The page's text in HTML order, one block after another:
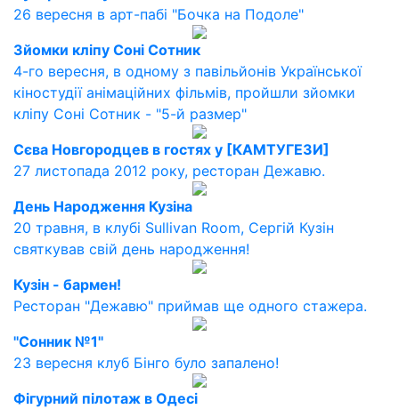
26 вересня в арт-пабі "Бочка на Подоле"
Зйомки кліпу Соні Сотник
4-го вересня, в одному з павільйонів Української
кіностудії анімаційних фільмів, пройшли зйомки
кліпу Соні Сотник - "5-й размер"
Сєва Новгородцев в гостях у [КАМТУГЕЗИ]
27 листопада 2012 року, ресторан Дежавю.
День Народження Кузіна
20 травня, в клубі Sullivan Room, Сергій Кузін
святкував свій день народження!
Кузін - бармен!
Ресторан "Дежавю" приймав ще одного стажера.
''Сонник №1''
23 вересня клуб Бінго було запалено!
Фігурний пілотаж в Одесі